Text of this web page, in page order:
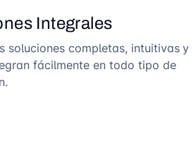
Integrales
soluciones completas, intuitivas y
fácilmente en todo tipo de